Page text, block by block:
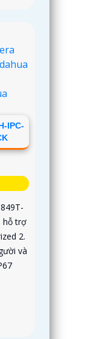
IPC-
hỗ trợ
2.
và